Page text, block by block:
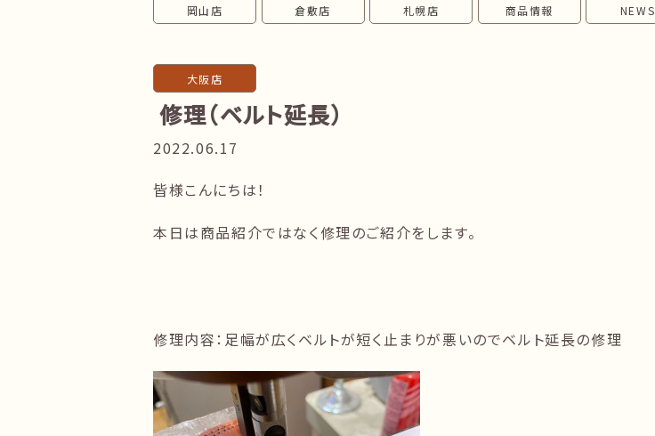
岡山店 倉敷店 札幌店 商品情報 NEWS
大阪店
修理（ベルト延長）
2022.06.17
皆様こんにちは！
本日は商品紹介ではなく修理のご紹介をします。
修理内容：足幅が広くベルトが短く止まりが悪いのでベルト延長の修理